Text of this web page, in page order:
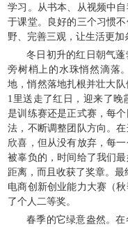
学习。从书本、从视频中
于课堂。良好的三个习惯
野、完善三观，让生活更加
冬日初升的红日朝气
旁树梢上的水珠悄然滴落
地，悄然落地扎根并壮大
1里送走了红日，迎来了
是训练赛还是正式赛，每
法，不断调整团队方向。
欣喜，但从没有放弃，每
被辜负的，时间给了我们
距离，而且收获了奖章。
电商创新创业能力大赛（
了个人二等奖。
春季的它绿意盎然。